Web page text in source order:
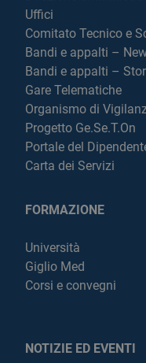
Uffici
Comitato Tecnico e
Bandi e appalti –
Bandi e appalti –
Gare Telematiche
Organismo di
Progetto Ge.Se.T.On
Portale del
Carta dei Servizi
FORMAZIONE
Università
Giglio Med
Corsi e convegni
NOTIZIE ED EVENTI